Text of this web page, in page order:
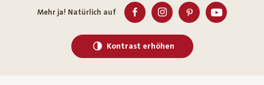
Mehr ja! Natürlich auf
Kontrast erhöhen